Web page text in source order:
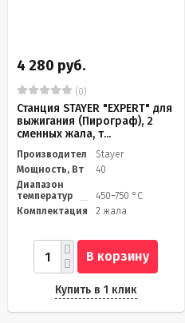
4 280 руб.
(0)
Станция STAYER "EXPERT" для
выжигания (Пирограф), 2
сменных жала, т...
Производитель
Stayer
Мощность, Вт
40
Диапазон
температур
450–750 °С
Комплектация
2 жала
В корзину
Купить в 1 клик